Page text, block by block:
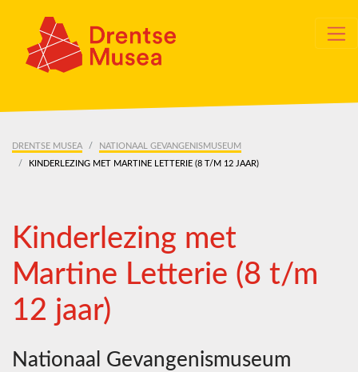
DRENTSE MUSEA
NATIONAAL GEVANGENISMUSEUM
KINDERLEZING MET MARTINE LETTERIE (8 T/M 12 JAAR)
Kinderlezing met
Martine Letterie (8 t/m
12 jaar)
Nationaal Gevangenismuseum